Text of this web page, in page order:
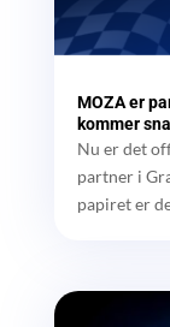
MOZA er
kommer
Nu er det
partner i
papiret er